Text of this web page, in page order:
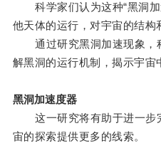
科学家们认为这种“黑洞加
他天体的运行，对宇宙的结构
通过研究黑洞加速现象，
解黑洞的运行机制，揭示宇宙
黑洞加速度器
这一研究将有助于进一步
宙的探索提供更多的线索。